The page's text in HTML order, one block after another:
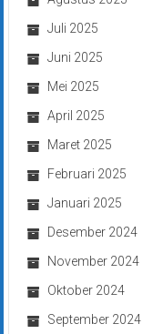
Juli 2025
Juni 2025
Mei 2025
April 2025
Maret 2025
Februari 2025
Januari 2025
Desember 2024
November 2024
Oktober 2024
September 2024